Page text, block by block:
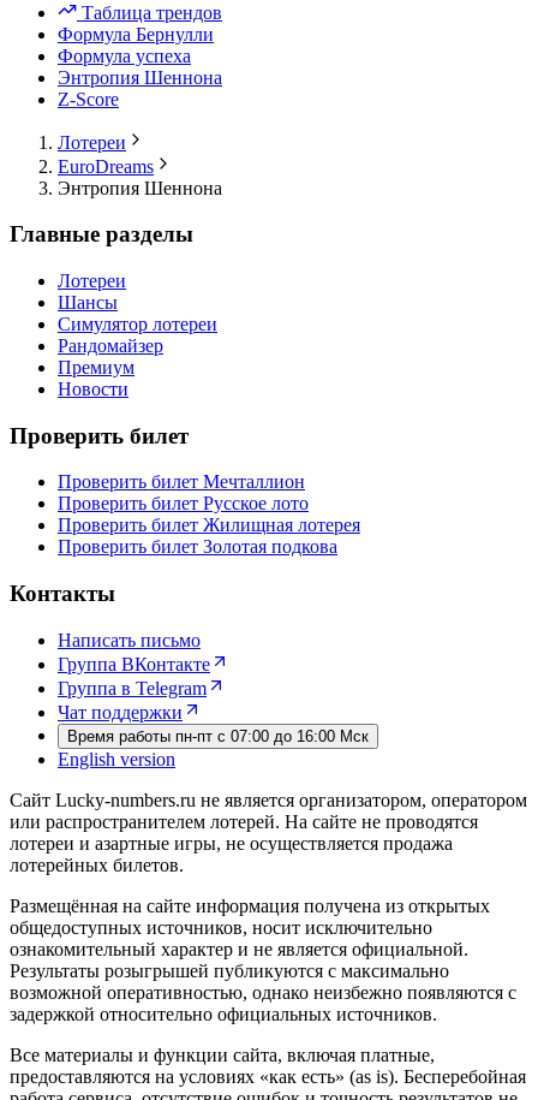
Таблица трендов
Формула Бернулли
Формула успеха
Энтропия Шеннона
Z-Score
Лотереи
EuroDreams
Энтропия Шеннона
Главные разделы
Лотереи
Шансы
Симулятор лотереи
Рандомайзер
Премиум
Новости
Проверить билет
Проверить билет Мечталлион
Проверить билет Русское лото
Проверить билет Жилищная лотерея
Проверить билет Золотая подкова
Контакты
Написать письмо
Группа ВКонтакте
Группа в Telegram
Чат поддержки
Время работы пн-пт с 07:00 до 16:00 Мск
English version
Сайт Lucky-numbers.ru не является организатором, оператором
или распространителем лотерей. На сайте не проводятся
лотереи и азартные игры, не осуществляется продажа
лотерейных билетов.
Размещённая на сайте информация получена из открытых
общедоступных источников, носит исключительно
ознакомительный характер и не является официальной.
Результаты розыгрышей публикуются с максимально
возможной оперативностью, однако неизбежно появляются с
задержкой относительно официальных источников.
Все материалы и функции сайта, включая платные,
предоставляются на условиях «как есть» (as is). Бесперебойная